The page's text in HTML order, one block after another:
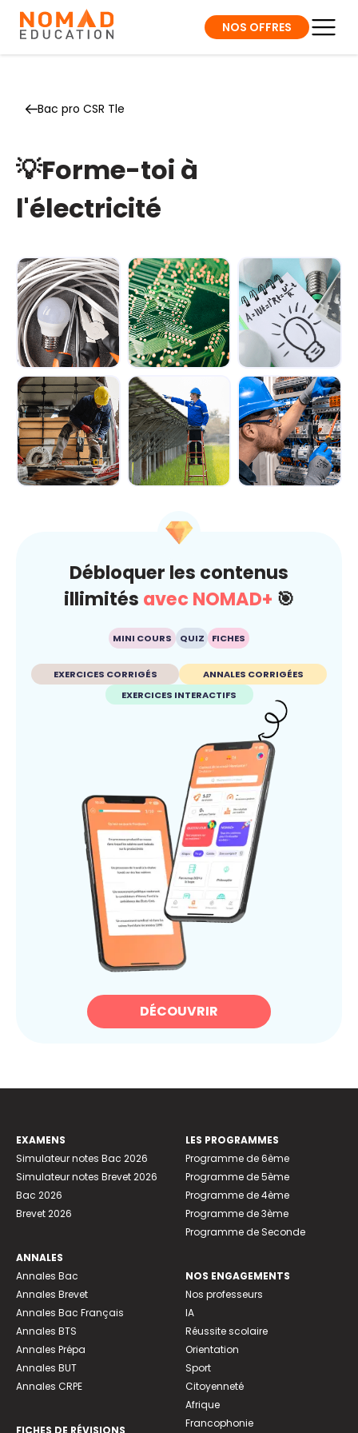
NOS OFFRES
Bac pro CSR Tle
💡Forme-toi à
l'électricité
Module 1 - Les
bases de
l'électricité
Explorer le
circuit
électriqu...
Module 3 -
Manipuler les
principales for...
fonctionnement...
Débloquer les contenus
illimités avec NOMAD+ 🎯
MINI COURS QUIZ FICHES
EXERCICES CORRIGÉS
ANNALES CORRIGÉES
EXERCICES INTERACTIFS
DÉCOUVRIR
EXAMENS
Simulateur notes Bac 2026
Simulateur notes Brevet 2026
Bac 2026
Brevet 2026
ANNALES
Annales Bac
Annales Brevet
Annales Bac Français
Annales BTS
Annales Prépa
Annales BUT
Annales CRPE
FICHES DE RÉVISIONS
LES PROGRAMMES
Programme de 6ème
Programme de 5ème
Programme de 4ème
Programme de 3ème
Programme de Seconde
NOS ENGAGEMENTS
Nos professeurs
IA
Réussite scolaire
Orientation
Sport
Citoyenneté
Afrique
Francophonie